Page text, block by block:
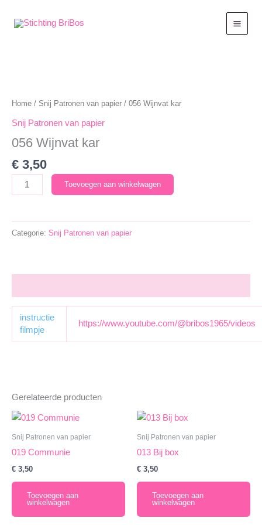
naar
Home / Snij Patronen van papier / 056 Wijnvat kar
Snij Patronen van papier
056 Wijnvat kar
€ 3,50
Wijnvat
aantal
Toevoegen aan winkelwagen
Categorie: Snij Patronen van papier
instructie
filmpje
https://www.youtube.com/@bribos1965/videos
Gerelateerde producten
Snij Patronen van papier
019 Communie
€ 3,50
Toevoegen aan
winkelwagen
Snij Patronen van papier
013 Bij box
€ 3,50
Toevoegen aan
winkelwagen